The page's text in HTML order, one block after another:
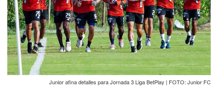
Junior afina detalles para Jornada 3 Liga BetPlay | FOTO: Junior FC